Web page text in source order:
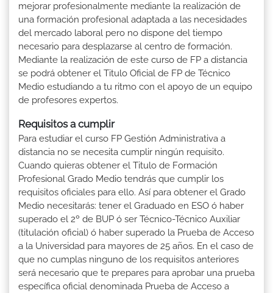
mejorar profesionalmente mediante la realización de
una formación profesional adaptada a las necesidades
del mercado laboral pero no dispone del tiempo
necesario para desplazarse al centro de formación.
Mediante la realización de este curso de FP a distancia
se podrá obtener el Titulo Oficial de FP de Técnico
Medio estudiando a tu ritmo con el apoyo de un equipo
de profesores expertos.
Requisitos a cumplir
Para estudiar el curso FP Gestión Administrativa a
distancia no se necesita cumplir ningún requisito.
Cuando quieras obtener el Titulo de Formación
Profesional Grado Medio tendrás que cumplir los
requisitos oficiales para ello. Así para obtener el Grado
Medio necesitarás: tener el Graduado en ESO ó haber
superado el 2º de BUP ó ser Técnico-Técnico Auxiliar
(titulación oficial) ó haber superado la Prueba de Acceso
a la Universidad para mayores de 25 años. En el caso de
que no cumplas ninguno de los requisitos anteriores
será necesario que te prepares para aprobar una prueba
específica oficial denominada Prueba de Acceso a